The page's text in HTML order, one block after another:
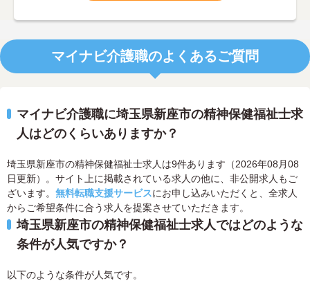
マイナビ介護職のよくあるご質問
マイナビ介護職に埼玉県新座市の精神保健福祉士求
人はどのくらいありますか？
埼玉県新座市の精神保健福祉士求人は9件あります（2026年08月08
日更新）。サイト上に掲載されている求人の他に、非公開求人もご
ざいます。 無料転職支援サービスにお申し込みいただくと、全求人
からご希望条件に合う求人を提案させていただきます。
埼玉県新座市の精神保健福祉士求人ではどのような
条件が人気ですか？
以下のような条件が人気です。